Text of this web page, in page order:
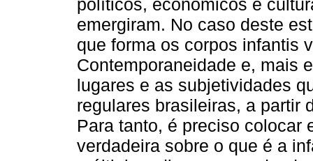
políticos, econômicos e
emergiram. No caso deste
que forma os corpos infantis
Contemporaneidade e, mais
lugares e as subjetividades
regulares brasileiras, a partir
Para tanto, é preciso colocar
verdadeira sobre o que é a